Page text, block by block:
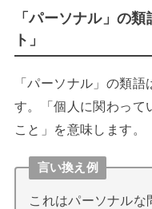
「パーソナル」の
ト」
「パーソナル」の類
す。「個人に関わって
こと」を意味します。
言い換え例
これはパーソナルな